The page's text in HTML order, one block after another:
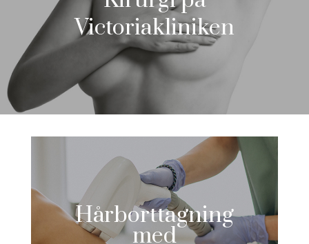
Victoriakliniken
Hårborttagning
med